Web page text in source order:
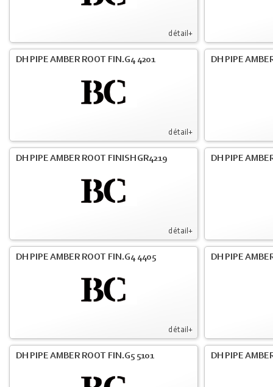
détail+
détail+
DH PIPE AMBER ROOT FIN.G4 4201 DH PIPE
détail+
DH PIPE AMBER ROOT FINISH GR4219 DH PIPE
détail+
DH PIPE AMBER ROOT FIN.G4 4405 DH PIPE
DH PIPE AMBER ROOT FIN.G5 5101 DH PIPE